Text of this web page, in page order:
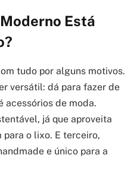
Está
tudo por alguns motivos.
versátil: dá para fazer de
acessórios de moda.
já que aproveita
o lixo. E terceiro,
e único para a